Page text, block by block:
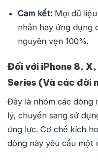
Cam kết: Mọi dữ
nhắn hay ứng dụng
nguyên vẹn 100%.
Đối với iPhone 8, X,
Series (Và các đời
Đây là nhóm các dòng
lý, chuyển sang sử
ứng lực. Cơ chế kích
dòng này yêu cầu một